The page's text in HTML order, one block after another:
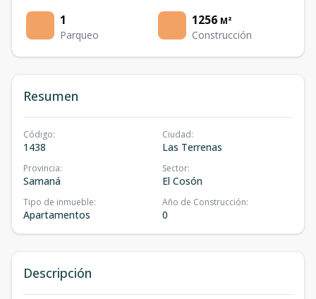
1
Parqueo
1256 M²
Construcción
Resumen
Código:
1438
Ciudad:
Las Terrenas
Provincia:
Samaná
Sector:
El Cosón
Tipo de inmueble:
Apartamentos
Año de Construcción:
0
Descripción